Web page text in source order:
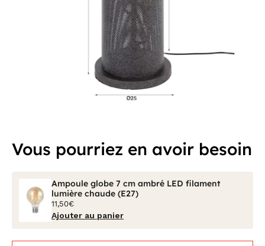
Vous pourriez en avoir besoin
Ampoule globe 7 cm ambré LED filament
lumière chaude (E27)
11,50€
Ajouter au panier